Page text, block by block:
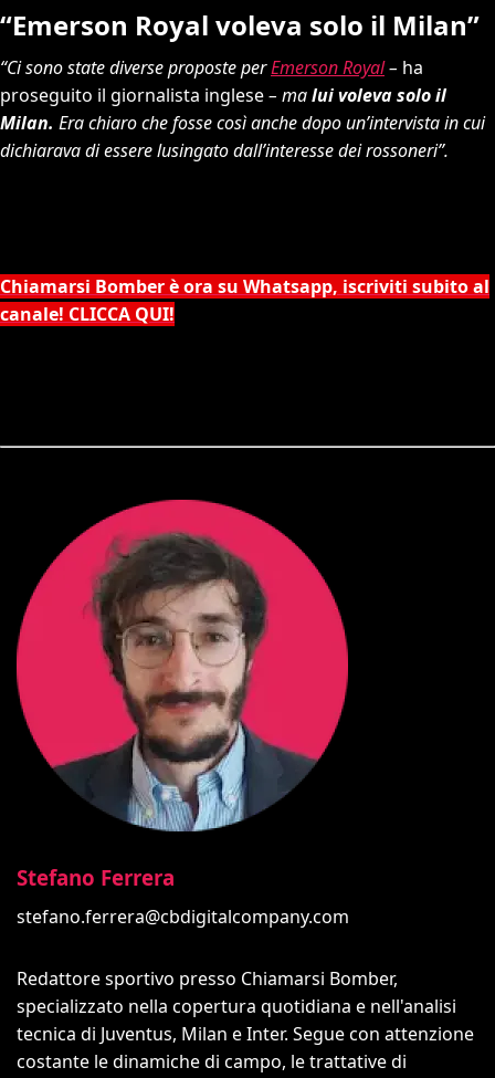
“Emerson Royal voleva solo il Milan”
“Ci sono state diverse proposte perEmerson Royal– ha
proseguito il giornalista inglese– malui voleva solo il
Milan. Era chiaro che fosse così anche dopo un’intervista in cui
dichiarava di essere lusingato dall’interesse dei rossoneri”.
Chiamarsi Bomber è ora su Whatsapp, iscriviti subito al
canale! CLICCA QUI!
Stefano Ferrera
stefano.ferrera@cbdigitalcompany.com
Redattore sportivo presso Chiamarsi Bomber,
specializzato nella copertura quotidiana e nell'analisi
tecnica di Juventus, Milan e Inter. Segue con attenzione
costante le dinamiche di campo, le trattative di